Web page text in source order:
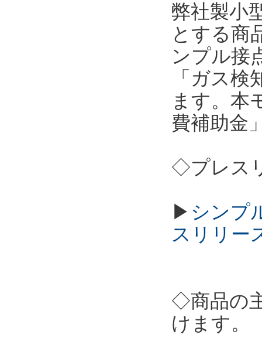
弊社製小
とする商
ンプル接
「ガス
ます。本
費補助金
◇プレス
▶ シンプ
スリリー
◇商品の
けます。